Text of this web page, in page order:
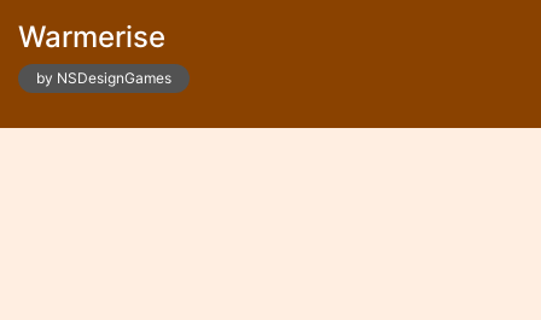
Warmerise
by NSDesignGames